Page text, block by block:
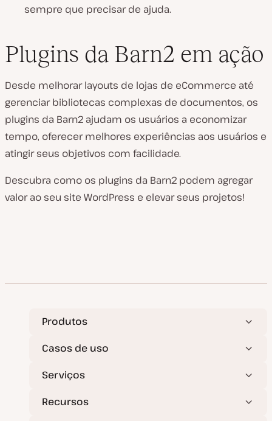
sempre que precisar de ajuda.
Plugins da Barn2 em ação
Desde melhorar layouts de lojas de eCommerce até
gerenciar bibliotecas complexas de documentos, os
plugins da Barn2 ajudam os usuários a economizar
tempo, oferecer melhores experiências aos usuários e
atingir seus objetivos com facilidade.
Descubra como os plugins da Barn2 podem agregar
valor ao seu site WordPress e elevar seus projetos!
Produtos
Casos de uso
Serviços
Recursos